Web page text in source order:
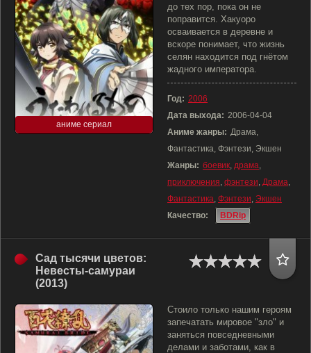
аниме сериал
до тех пор, пока он не
поправится. Хакуоро
осваивается в деревне и
вскоре понимает, что жизнь
селян находится под гнётом
жадного императора.
Год: 2006
Дата выхода: 2006-04-04
Аниме жанры: Драма,
Фантастика, Фэнтези, Экшен
Жанры: боевик, драма,
приключения, фэнтези, Драма,
Фантастика, Фэнтези, Экшен
Качество:
BDRip
Сад тысячи цветов:
Невесты-самураи
(2013)
Стоило только нашим героям
запечатать мировое "зло" и
заняться повседневными
делами и заботами, как в